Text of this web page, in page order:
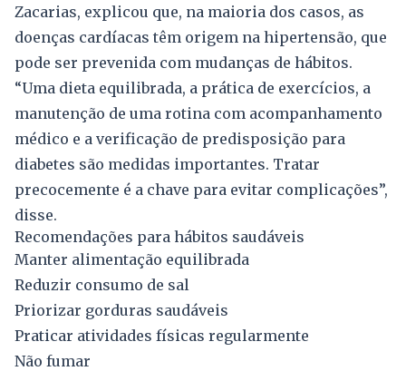
Zacarias, explicou que, na maioria dos casos, as
doenças cardíacas têm origem na hipertensão, que
pode ser prevenida com mudanças de hábitos.
“Uma dieta equilibrada, a prática de exercícios, a
manutenção de uma rotina com acompanhamento
médico e a verificação de predisposição para
diabetes são medidas importantes. Tratar
precocemente é a chave para evitar complicações”,
disse.
Recomendações para hábitos saudáveis
Manter alimentação equilibrada
Reduzir consumo de sal
Priorizar gorduras saudáveis
Praticar atividades físicas regularmente
Não fumar